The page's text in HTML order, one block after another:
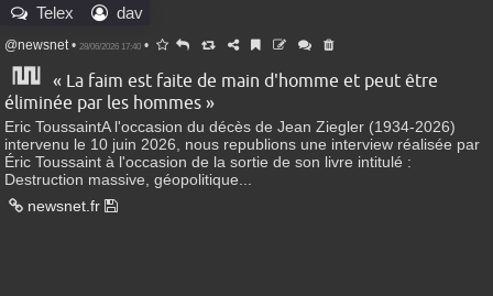
Telex dav
@newsnet• 28/06/2026 17:40 •
« La faim est faite de main d'homme et peut être
éliminée par les hommes »
Eric ToussaintA l'occasion du décès de Jean Ziegler (1934-2026)
intervenu le 10 juin 2026, nous republions une interview réalisée par
Éric Toussaint à l'occasion de la sortie de son livre intitulé :
Destruction massive, géopolitique...
newsnet.fr